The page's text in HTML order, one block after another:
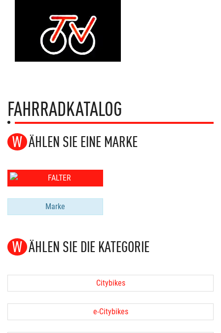
FAHRRADKATALOG
WÄHLEN SIE EINE MARKE
Marke
WÄHLEN SIE DIE KATEGORIE
Citybikes
e-Citybikes